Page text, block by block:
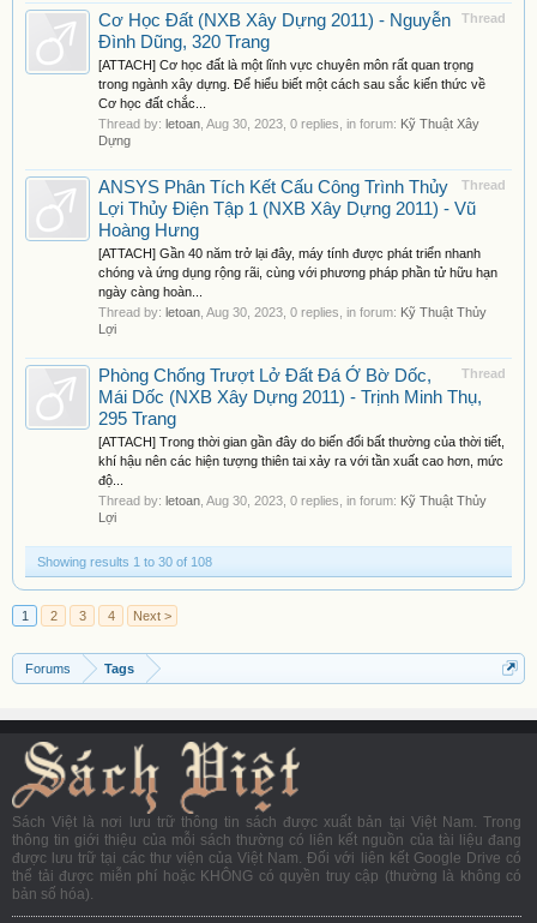
Thread
Cơ Học Đất (NXB Xây Dựng 2011) - Nguyễn
Đình Dũng, 320 Trang
[ATTACH] Cơ học đất là một lĩnh vực chuyên môn rất quan trọng
trong ngành xây dựng. Để hiểu biết một cách sau sắc kiến thức về
Cơ học đất chắc...
Thread by: letoan Aug 30, 2023 , 0 replies, in forum: Kỹ Thuật Xây
Dựng
Thread
ANSYS Phân Tích Kết Cấu Công Trình Thủy
Lợi Thủy Điện Tập 1 (NXB Xây Dựng 2011) - Vũ
Hoàng Hưng
[ATTACH] Gần 40 năm trở lại đây, máy tính được phát triển nhanh
chóng và ứng dụng rộng rãi, cùng với phương pháp phần tử hữu hạn
ngày càng hoàn...
Thread by: letoan Aug 30, 2023 , 0 replies, in forum: Kỹ Thuật Thủy
Lợi
Thread
Phòng Chống Trượt Lở Đất Đá Ở Bờ Dốc,
Mái Dốc (NXB Xây Dựng 2011) - Trịnh Minh Thụ,
295 Trang
[ATTACH] Trong thời gian gần đây do biến đổi bất thường của thời tiết,
khí hậu nên các hiện tượng thiên tai xảy ra với tần xuất cao hơn, mức
độ...
Thread by: letoan Aug 30, 2023 , 0 replies, in forum: Kỹ Thuật Thủy
Lợi
Showing results 1 to 30 of 108
1 2 3 4 Next >
Forums Tags
Sách Việt là nơi lưu trữ thông tin sách được xuất bản tại Việt Nam. Trong
thông tin giới thiệu của mỗi sách thường có liên kết nguồn của tài liệu đang
được lưu trữ tại các thư viện của Việt Nam. Đối với liên kết Google Drive có
thể tải được miễn phí hoặc KHÔNG có quyền truy cập (thường là không có
bản số hóa).